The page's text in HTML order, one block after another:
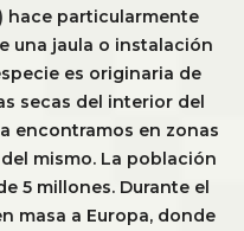
hace particularmente
una jaula o instalación
es originaria de
secas del interior del
encontramos en zonas
mismo. La población
5 millones. Durante el
masa a Europa, donde